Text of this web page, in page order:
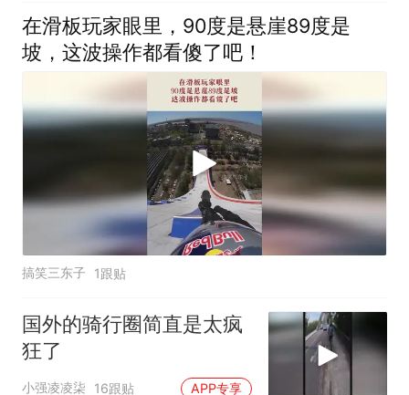
在滑板玩家眼里，90度是悬崖89度是
坡，这波操作都看傻了吧！
搞笑三东子 1跟贴
国外的骑行圈简直是太疯
狂了
小强凌凌柒 16跟贴 APP专享